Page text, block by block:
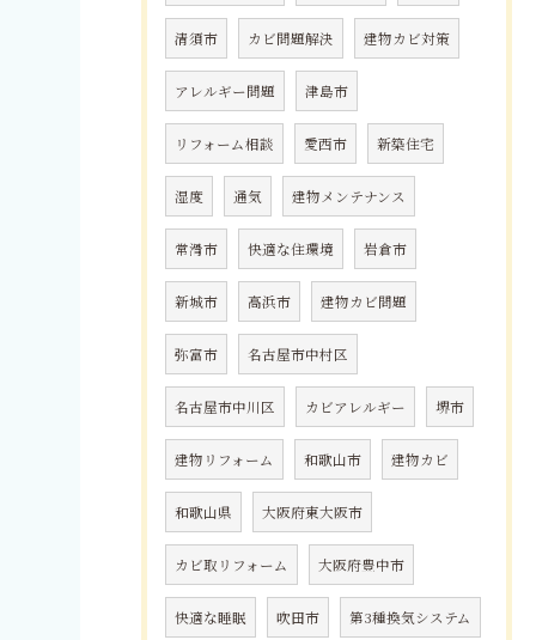
清須市 カビ問題解決 建物カビ対策
アレルギー問題 津島市
リフォーム相談 愛西市 新築住宅
湿度 通気 建物メンテナンス
常滑市 快適な住環境 岩倉市
新城市 高浜市 建物カビ問題
弥富市 名古屋市中村区
名古屋市中川区 カビアレルギー 堺市
建物リフォーム 和歌山市 建物カビ
和歌山県 大阪府東大阪市
カビ取リフォーム 大阪府豊中市
快適な睡眠 吹田市 第3種換気システム